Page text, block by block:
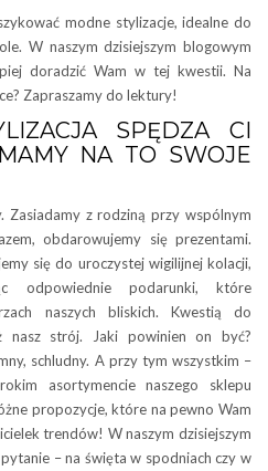
modne stylizacje, idealne do
W naszym dzisiejszym blogowym
doradzić Wam w tej kwestii. Na
Zapraszamy do lektury!
SPĘDZA CI
NA TO SWOJE
Zasiadamy z rodziną przy wspólnym
obdarowujemy się prezentami.
się do uroczystej wigilijnej kolacji,
odpowiednie podarunki, które
naszych bliskich. Kwestią do
nasz strój. Jaki powinien on być?
schludny. A przy tym wszystkim –
asortymencie naszego sklepu
propozycje, które na pewno Wam
trendów! W naszym dzisiejszym
– na święta w spodniach czy w